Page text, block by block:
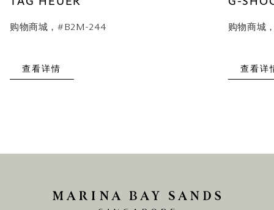
购物商城，#B2M-244
查看详情
购物商城
查看详